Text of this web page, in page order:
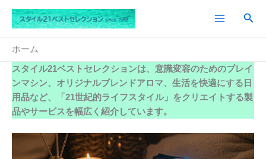
を
検
ホーム
スタイル21ベストセレクションは、 意識変容のためのブレイ
ンマシン、オリジナルブレンドアロマ、 生活を快適にする日
用品など、「21世紀的ライフスタイル」をクリエイトする製
品やサービスを幅広く紹介しています。